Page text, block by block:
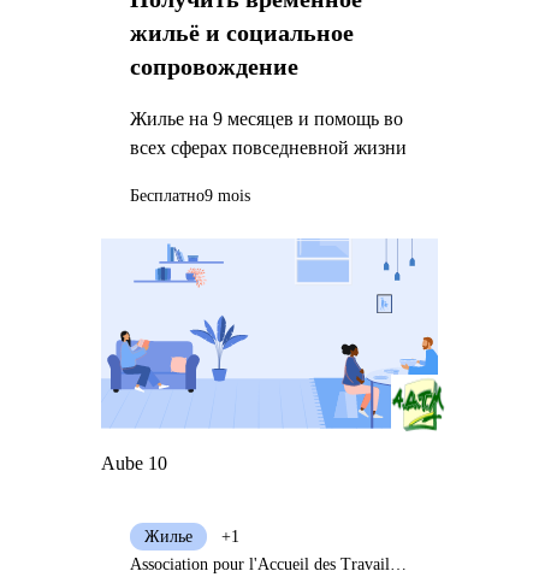
жильё и социальное
сопровождение
Жилье на 9 месяцев и помощь во
всех сферах повседневной жизни
Бесплатно9 mois
Aube 10
Жилье
+1
Association pour l'Accueil des Travailleurs et des Migrants